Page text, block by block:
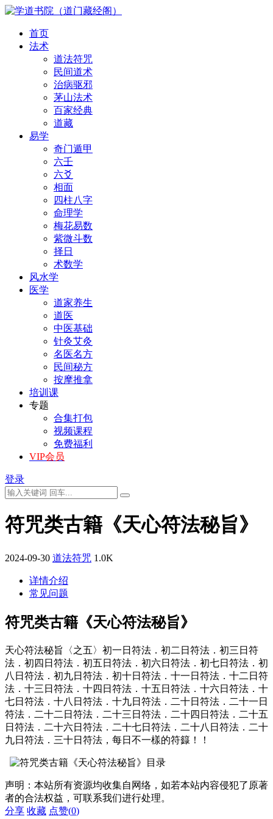
首页
法术
道法符咒
民间道术
治病驱邪
茅山法术
百家经典
道藏
易学
奇门遁甲
六壬
六爻
相面
四柱八字
命理学
梅花易数
紫微斗数
择日
术数学
风水学
医学
道家养生
道医
中医基础
针灸艾灸
名医名方
民间秘方
按摩推拿
培训课
专题
合集打包
视频课程
免费福利
VIP会员
登录
符咒类古籍《天心符法秘旨》
2024-09-30 道法符咒 1.0K
详情介绍
常见问题
符咒类古籍《天心符法秘旨》
天心符法秘旨〈之五〉初一日符法．初二日符法．初三日符
法．初四日符法．初五日符法．初六日符法．初七日符法．初
八日符法．初九日符法．初十日符法．十一日符法．十二日符
法．十三日符法．十四日符法．十五日符法．十六日符法．十
七日符法．十八日符法．十九日符法．二十日符法．二十一日
符法．二十二日符法．二十三日符法．二十四日符法．二十五
日符法．二十六日符法．二十七日符法．二十八日符法．二十
九日符法．三十日符法，每日不一樣的符籙！！
声明：本站所有资源均收集自网络，如若本站内容侵犯了原著
者的合法权益，可联系我们进行处理。
分享 收藏 点赞(0)